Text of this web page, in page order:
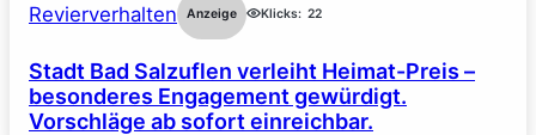
Revierverhalten Anzeige Klicks: 22
Stadt Bad Salzuflen verleiht Heimat-Preis –
besonderes Engagement gewürdigt.
Vorschläge ab sofort einreichbar.